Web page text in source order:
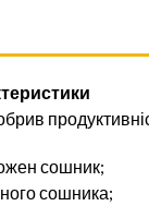
сошник;
сошника;